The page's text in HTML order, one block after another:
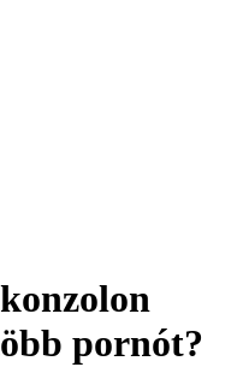
pornót?